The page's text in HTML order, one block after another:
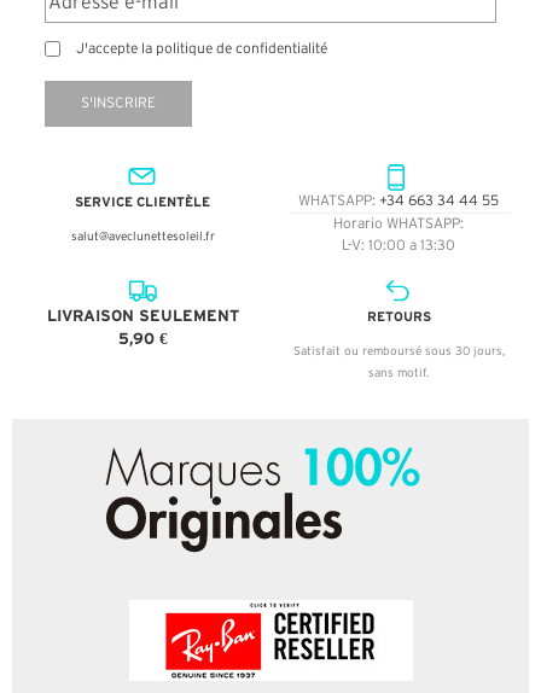
J'accepte la politique de confidentialité
S'INSCRIRE
SERVICE CLIENTÈLE
salut@aveclunettesoleil.fr
WHATSAPP: +34 663 34 44 55
Horario WHATSAPP:
L-V: 10:00 a 13:30
LIVRAISON SEULEMENT
5,90 €
RETOURS
Satisfait ou remboursé sous 30 jours,
sans motif.